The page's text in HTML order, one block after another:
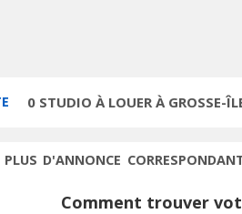
0 STUDIO À LOUER À GROSSE-
D'ANNONCE
Comment trouver